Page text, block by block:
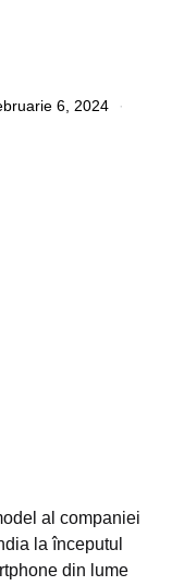
6, 2024
al companiei
la începutul
din lume